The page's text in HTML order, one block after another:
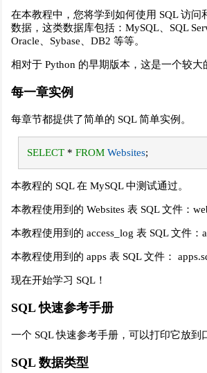
在本教程中，您将学到如何使用 SQL 访问
数据，这类数据库包括：MySQL、SQL
Oracle、Sybase、DB2 等等。
相对于 Python 的早期版本，这是一个较大
每一章实例
每章节都提供了简单的 SQL 简单实例。
SELECT* FROM Websites;
本教程的 SQL 在 MySQL 中测试通过。
本教程使用到的 Websites 表 SQL 文件：
本教程使用到的 access_log 表 SQL 文件：
本教程使用到的 apps 表 SQL 文件：
现在开始学习 SQL！
SQL 快速参考手册
一个 SQL 快速参考手册，可以打印它放到
SQL 数据类型